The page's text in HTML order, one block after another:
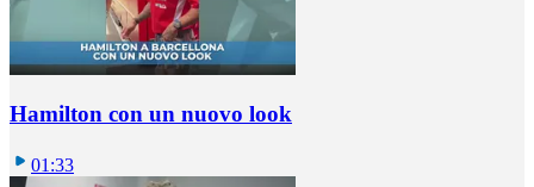
Hamilton con un nuovo look
01:33